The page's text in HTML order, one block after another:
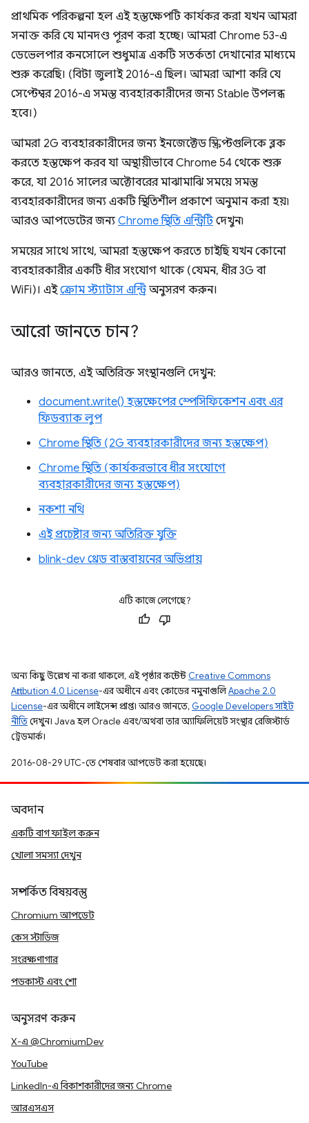
প্রাথমিক পরিকল্পনা হল এই হস্তক্ষেপটি কার্যকর করা যখন আমরা
সনাক্ত করি যে মানদণ্ড পূরণ করা হচ্ছে। আমরা Chrome 53-এ
ডেভেলপার কনসোলে শুধুমাত্র একটি সতর্কতা দেখানোর মাধ্যমে
শুরু করেছি। (বিটা জুলাই 2016-এ ছিল। আমরা আশা করি যে
সেপ্টেম্বর 2016-এ সমস্ত ব্যবহারকারীদের জন্য Stable উপলব্ধ
হবে।)
আমরা 2G ব্যবহারকারীদের জন্য ইনজেক্টেড স্ক্রিপ্টগুলিকে ব্লক
করতে হস্তক্ষেপ করব যা অস্থায়ীভাবে Chrome 54 থেকে শুরু
করে, যা 2016 সালের অক্টোবরের মাঝামাঝি সময়ে সমস্ত
ব্যবহারকারীদের জন্য একটি স্থিতিশীল প্রকাশে অনুমান করা হয়৷
আরও আপডেটের জন্য Chrome স্থিতি এন্ট্রিটিদেখুন৷
সময়ের সাথে সাথে, আমরা হস্তক্ষেপ করতে চাইছি যখন কোনো
ব্যবহারকারীর একটি ধীর সংযোগ থাকে (যেমন, ধীর 3G বা
WiFi)। এইক্রোম স্ট্যাটাস এন্ট্রিঅনুসরণ করুন।
আরো জানতে চান?
আরও জানতে, এই অতিরিক্ত সংস্থানগুলি দেখুন:
document.write() হস্তক্ষেপের স্পেসিফিকেশন এবং এর
ফিডব্যাক লুপ
Chrome স্থিতি (2G ব্যবহারকারীদের জন্য হস্তক্ষেপ)
Chrome স্থিতি (কার্যকরভাবে ধীর সংযোগে
ব্যবহারকারীদের জন্য হস্তক্ষেপ)
নকশা নথি
এই প্রচেষ্টার জন্য অতিরিক্ত যুক্তি
blink-dev থ্রেড বাস্তবায়নের অভিপ্রায়
এটি কাজে লেগেছে?
অন্য কিছু উল্লেখ না করা থাকলে, এই পৃষ্ঠার কন্টেন্ট Creative Commons
Attribution 4.0 License-এর অধীনে এবং কোডের নমুনাগুলিApache 2.0
License-এর অধীনে লাইসেন্স প্রাপ্ত। আরও জানতে, Google Developers সাইট
নীতিদেখুন। Java হল Oracle এবং/অথবা তার অ্যাফিলিয়েট সংস্থার রেজিস্টার্ড
ট্রেডমার্ক।
2016-08-29 UTC-তে শেষবার আপডেট করা হয়েছে।
অবদান
একটি বাগ ফাইল করুন
খোলা সমস্যা দেখুন
সম্পর্কিত বিষয়বস্তু
Chromium আপডেট
কেস স্টাডিজ
সংরক্ষণাগার
পডকাস্ট এবং শো
অনুসরণ করুন
X-এ @ChromiumDev
YouTube
LinkedIn-এ বিকাশকারীদের জন্য Chrome
আরএসএস